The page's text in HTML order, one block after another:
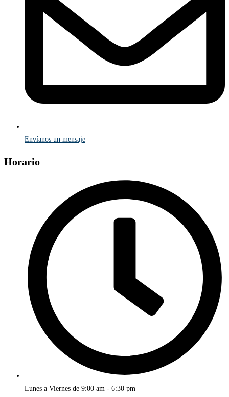
Envíanos un mensaje
Horario
Lunes a Viernes de 9:00 am - 6:30 pm